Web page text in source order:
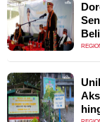
Beli